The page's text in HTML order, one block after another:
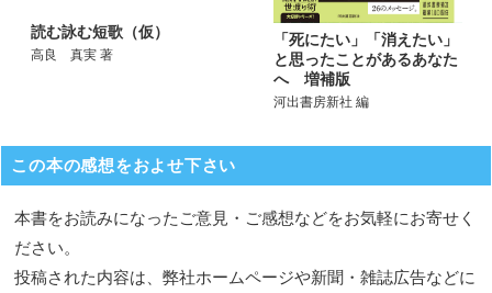
読む詠む短歌（仮）
高良 真実 著
「死にたい」「消えたい」
と思ったことがあるあなた
へ 増補版
河出書房新社 編
この本の感想をおよせ下さい
本書をお読みになったご意見・ご感想などをお気軽にお寄せく
ださい。
投稿された内容は、弊社ホームページや新聞・雑誌広告などに